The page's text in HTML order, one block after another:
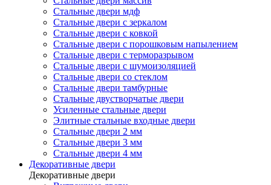
Стальные двери мдф
Стальные двери с зеркалом
Стальные двери с ковкой
Стальные двери с порошковым напылением
Стальные двери с терморазрывом
Стальные двери с шумоизоляцией
Стальные двери со стеклом
Стальные двери тамбурные
Стальные двустворчатые двери
Усиленные стальные двери
Элитные стальные входные двери
Стальные двери 2 мм
Стальные двери 3 мм
Стальные двери 4 мм
Декоративные двери
Декоративные двери